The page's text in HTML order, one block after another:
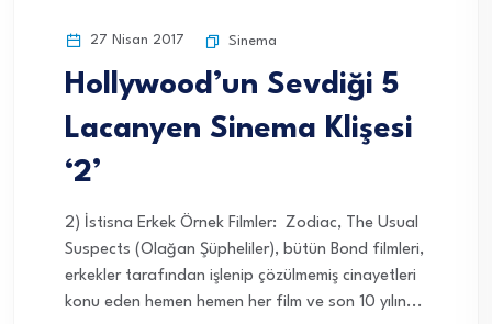
27 Nisan 2017 Sinema
Hollywood’un Sevdiği 5
Lacanyen Sinema Klişesi
‘2’
2) İstisna Erkek Örnek Filmler: Zodiac, The Usual
Suspects (Olağan Şüpheliler), bütün Bond filmleri,
erkekler tarafından işlenip çözülmemiş cinayetleri
konu eden hemen hemen her film ve son 10 yılın...